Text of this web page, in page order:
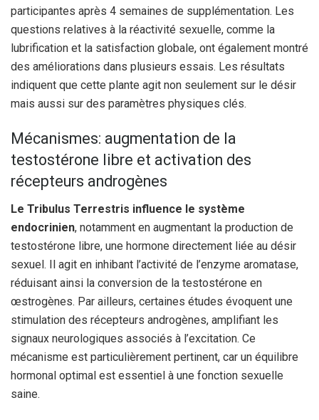
participantes après 4 semaines de supplémentation. Les
questions relatives à la réactivité sexuelle, comme la
lubrification et la satisfaction globale, ont également montré
des améliorations dans plusieurs essais. Les résultats
indiquent que cette plante agit non seulement sur le désir
mais aussi sur des paramètres physiques clés.
Mécanismes: augmentation de la
testostérone libre et activation des
récepteurs androgènes
Le Tribulus Terrestris influence le système
endocrinien, notamment en augmentant la production de
testostérone libre, une hormone directement liée au désir
sexuel. Il agit en inhibant l’activité de l’enzyme aromatase,
réduisant ainsi la conversion de la testostérone en
œstrogènes. Par ailleurs, certaines études évoquent une
stimulation des récepteurs androgènes, amplifiant les
signaux neurologiques associés à l’excitation. Ce
mécanisme est particulièrement pertinent, car un équilibre
hormonal optimal est essentiel à une fonction sexuelle
saine.